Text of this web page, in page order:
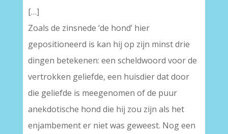
[…]
Zoals de zinsnede ‘de hond’ hier
gepositioneerd is kan hij op zijn minst drie
dingen betekenen: een scheldwoord voor de
vertrokken geliefde, een huisdier dat door
die geliefde is meegenomen of de puur
anekdotische hond die hij zou zijn als het
enjambement er niet was geweest. Nog een